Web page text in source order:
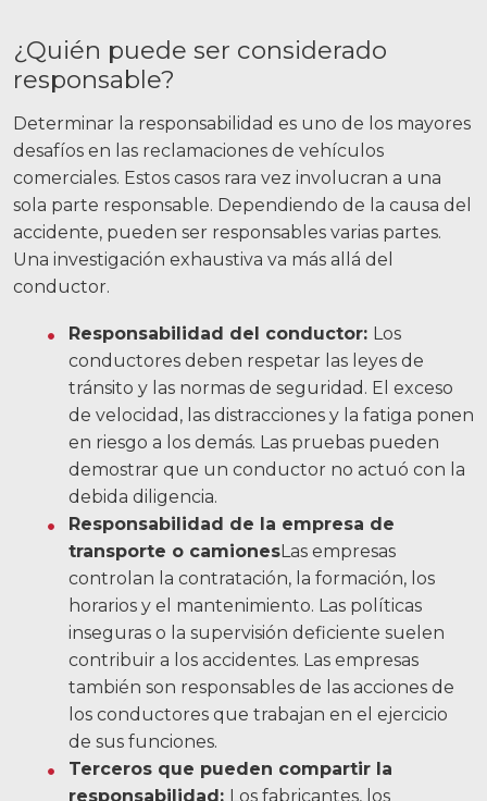
¿Quién puede ser considerado
responsable?
Determinar la responsabilidad es uno de los mayores
desafíos en las reclamaciones de vehículos
comerciales. Estos casos rara vez involucran a una
sola parte responsable. Dependiendo de la causa del
accidente, pueden ser responsables varias partes.
Una investigación exhaustiva va más allá del
conductor.
Responsabilidad del conductor: Los
conductores deben respetar las leyes de
tránsito y las normas de seguridad. El exceso
de velocidad, las distracciones y la fatiga ponen
en riesgo a los demás. Las pruebas pueden
demostrar que un conductor no actuó con la
debida diligencia.
Responsabilidad de la empresa de
transporte o camionesLas empresas
controlan la contratación, la formación, los
horarios y el mantenimiento. Las políticas
inseguras o la supervisión deficiente suelen
contribuir a los accidentes. Las empresas
también son responsables de las acciones de
los conductores que trabajan en el ejercicio
de sus funciones.
Terceros que pueden compartir la
responsabilidad: Los fabricantes, los